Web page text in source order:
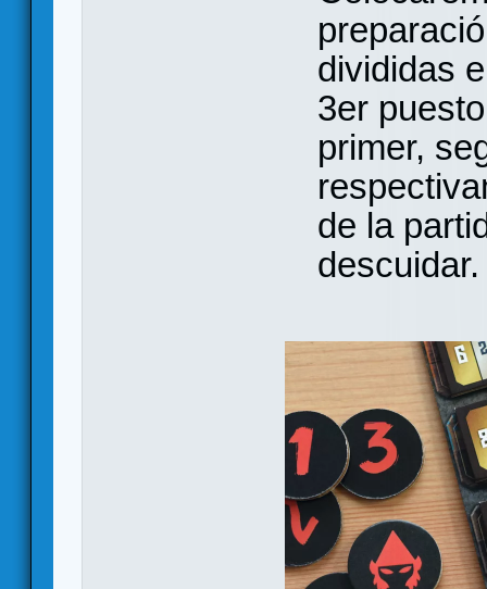
divididas
3er
primer,
de la
descuidar.